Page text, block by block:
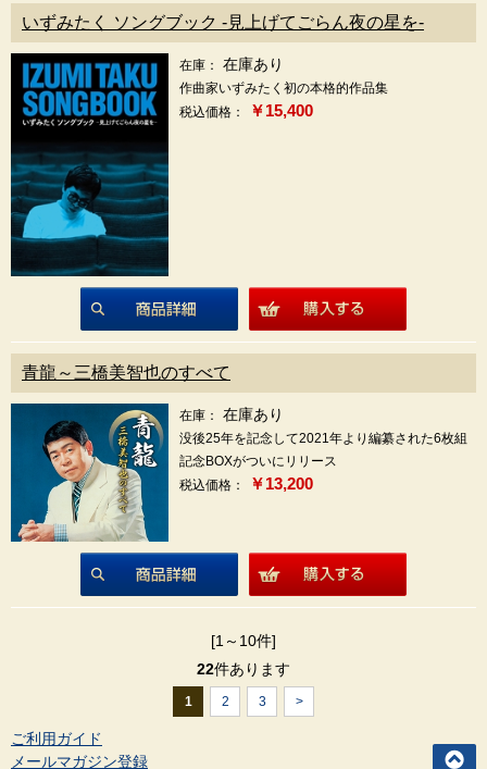
いずみたく ソングブック ‐見上げてごらん夜の星を‐
在庫： 在庫あり
作曲家いずみたく初の本格的作品集
税込価格：
￥15,400
商品詳細
青龍～三橋美智也のすべて
在庫： 在庫あり
没後25年を記念して2021年より編纂された6枚組
記念BOXがついにリリース
税込価格：
￥13,200
商品詳細
[1～10件]
22件あります
1 2 3 >
ご利用ガイド
メールマガジン登録